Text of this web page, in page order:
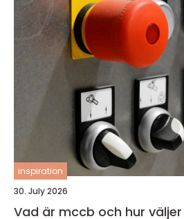
inspiration
30. July 2026
Vad är mccb och hur